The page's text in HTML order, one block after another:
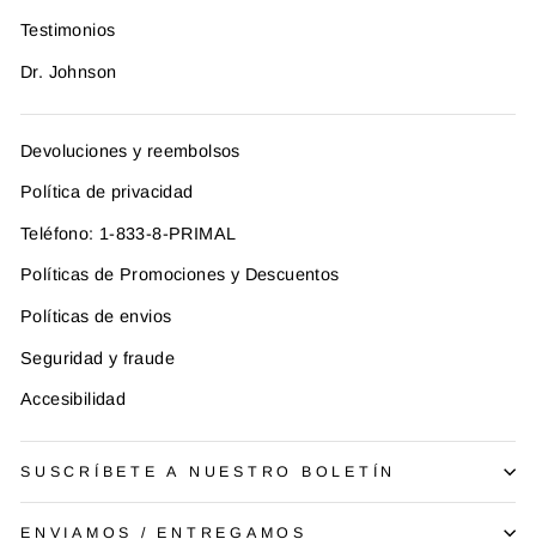
Testimonios
Dr. Johnson
Devoluciones y reembolsos
Política de privacidad
Teléfono: 1-833-8-PRIMAL
Políticas de Promociones y Descuentos
Políticas de envios
Seguridad y fraude
Accesibilidad
SUSCRÍBETE A NUESTRO BOLETÍN
ENVIAMOS / ENTREGAMOS